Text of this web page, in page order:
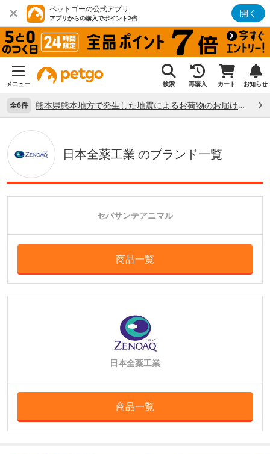
ペットゴーの公式アプリ
アプリからの購入でポイント2倍 開く
メニュー 検索 再購入 カート お知らせ
全6件 熊本県熊本地方で発生した地震によるお荷物のお届け状況について （7/28）
日本全薬工業 のブランド一覧
セバサンテアニマル
商品一覧
日本全薬工業
商品一覧